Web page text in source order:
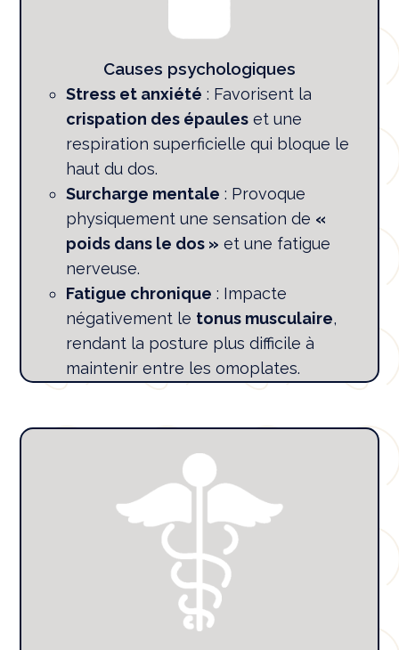
Causes psychologiques
Stress et anxiété : Favorisent la
crispation des épaules et une
respiration superficielle qui bloque le
haut du dos.
Surcharge mentale : Provoque
physiquement une sensation de «
poids dans le dos » et une fatigue
nerveuse.
Fatigue chronique : Impacte
négativement le tonus musculaire,
rendant la posture plus difficile à
maintenir entre les omoplates.